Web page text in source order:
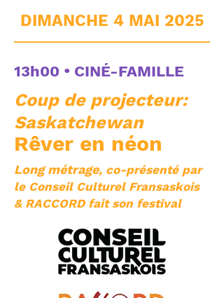
DIMANCHE 4 MAI 2025
13h00 • CINÉ-FAMILLE
Coup de projecteur:
Saskatchewan
Rêver en néon
Long métrage, co-présenté par
le Conseil Culturel Fransaskois
& RACCORD fait son festival